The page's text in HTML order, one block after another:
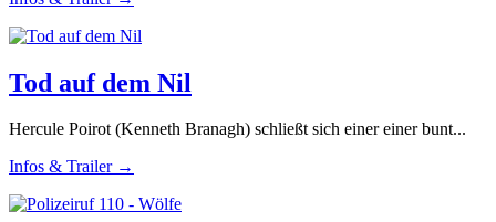
Tod auf dem Nil
Hercule Poirot (Kenneth Branagh) schließt sich einer einer bunt...
Infos & Trailer →